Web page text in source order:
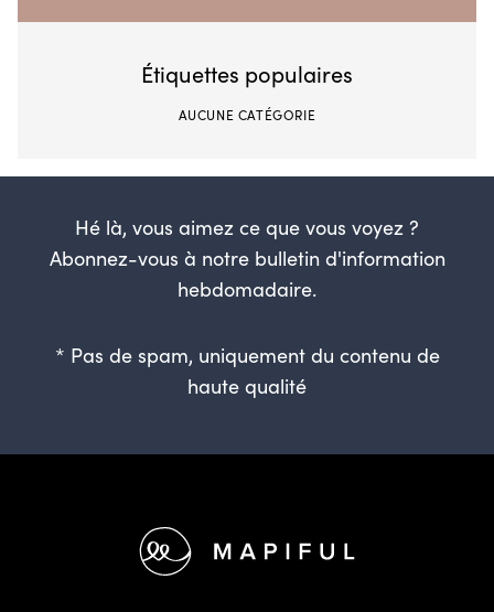
Étiquettes populaires
AUCUNE CATÉGORIE
Hé là, vous aimez ce que vous voyez ?
Abonnez-vous à notre bulletin d'information
hebdomadaire.
* Pas de spam, uniquement du contenu de
haute qualité